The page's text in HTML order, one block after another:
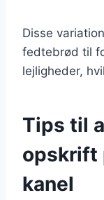
Disse
fedtebrød til
lejligheder,
Tips til
opskrift
kanel